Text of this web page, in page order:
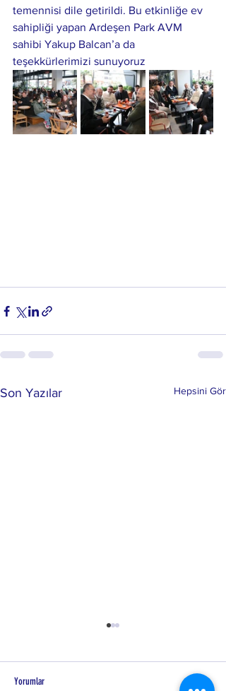
temennisi dile getirildi. Bu etkinliğe ev
sahipliği yapan Ardeşen Park AVM
sahibi Yakup Balcan’a da
teşekkürlerimizi sunuyoruz
Son Yazılar Hepsini Gör
Yorumlar